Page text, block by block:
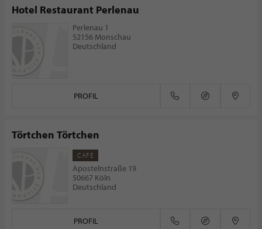
Hotel Restaurant Perlenau
Perlenau 1
52156 Monschau
Deutschland
PROFIL
Törtchen Törtchen
CAFÉ
Apostelnstraße 19
50667 Köln
Deutschland
PROFIL